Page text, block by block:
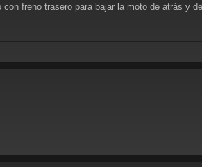
con freno trasero para bajar la moto de atrás y